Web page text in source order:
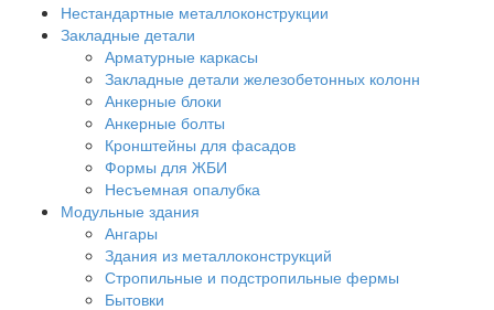
Нестандартные металлоконструкции
Закладные детали
Арматурные каркасы
Закладные детали железобетонных колонн
Анкерные блоки
Анкерные болты
Кронштейны для фасадов
Формы для ЖБИ
Несъемная опалубка
Модульные здания
Ангары
Здания из металлоконструкций
Стропильные и подстропильные фермы
Бытовки